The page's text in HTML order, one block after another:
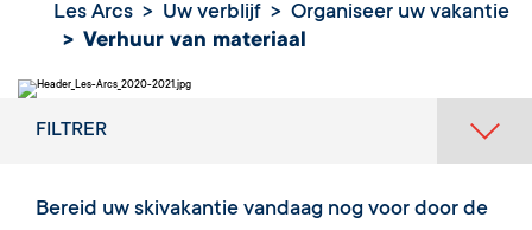
Les Arcs Uw verblijf
Organiseer uw vakantie
Verhuur van materiaal
FILTRER
Bereid uw skivakantie vandaag nog voor door de